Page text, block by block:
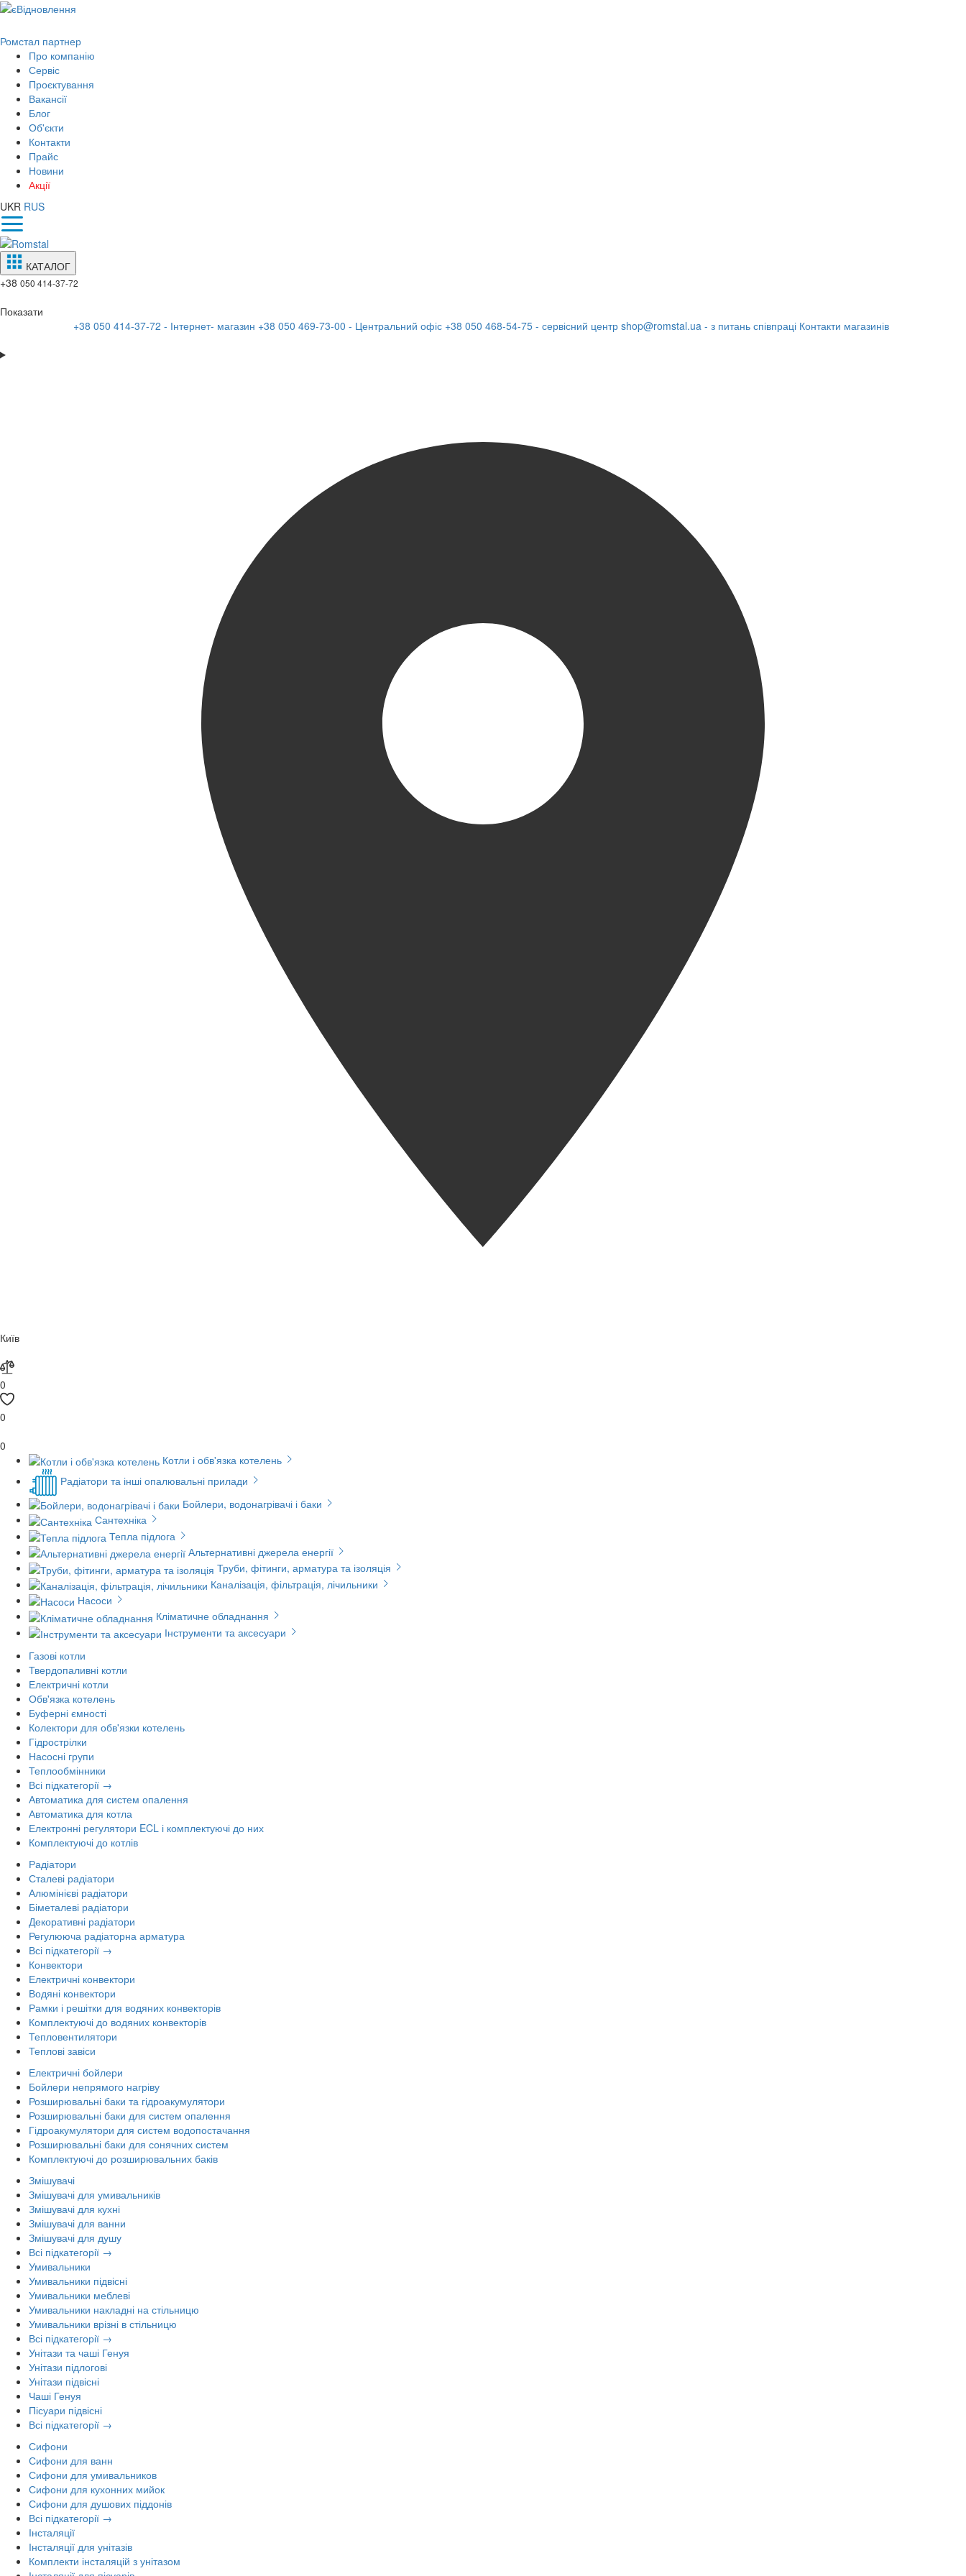
Ромстал партнер
Про компанію
Сервіс
Проєктування
Вакансії
Блог
Об'єкти
Контакти
Прайс
Новини
Акції
UKR RUS
КАТАЛОГ
+38 050 414-37-72
Показати
+38 050 414-37-72 - Інтернет- магазин +38 050 469-73-00 - Центральний офіс +38 050 468-54-75 - сервісний центр shop@romstal.ua - з питань співпраці Контакти магазинів
Київ
0
0
0
Котли і обв'язка котелень
Радіатори та інші опалювальні прилади
Бойлери, водонагрівачі і баки
Сантехніка
Тепла підлога
Альтернативні джерела енергії
Труби, фітинги, арматура та ізоляція
Каналізація, фільтрація, лічильники
Насоси
Кліматичне обладнання
Інструменти та аксесуари
Газові котли
Твердопаливні котли
Електричні котли
Обв'язка котелень
Буферні ємності
Колектори для обв'язки котелень
Гідрострілки
Насосні групи
Теплообмінники
Всі підкатегорії →
Автоматика для систем опалення
Автоматика для котла
Електронні регулятори ECL і комплектуючі до них
Комплектуючі до котлів
Радіатори
Сталеві радіатори
Алюмінієві радіатори
Біметалеві радіатори
Декоративні радіатори
Регулююча радіаторна арматура
Всі підкатегорії →
Конвектори
Електричні конвектори
Водяні конвектори
Рамки і решітки для водяних конвекторів
Комплектуючі до водяних конвекторів
Тепловентилятори
Теплові завіси
Електричні бойлери
Бойлери непрямого нагріву
Розширювальні баки та гідроакумулятори
Розширювальні баки для систем опалення
Гідроакумулятори для систем водопостачання
Розширювальні баки для сонячних систем
Комплектуючі до розширювальних баків
Змішувачі
Змішувачі для умивальників
Змішувачі для кухні
Змішувачі для ванни
Змішувачі для душу
Всі підкатегорії →
Умивальники
Умивальники підвісні
Умивальники меблеві
Умивальники накладні на стільницю
Умивальники врізні в стільницю
Всі підкатегорії →
Унітази та чаші Генуя
Унітази підлогові
Унітази підвісні
Чаші Генуя
Пісуари підвісні
Всі підкатегорії →
Сифони
Сифони для ванн
Сифони для умивальников
Сифони для кухонних мийок
Сифони для душових піддонів
Всі підкатегорії →
Інсталяції
Інсталяції для унітазів
Комплекти інсталяцій з унітазом